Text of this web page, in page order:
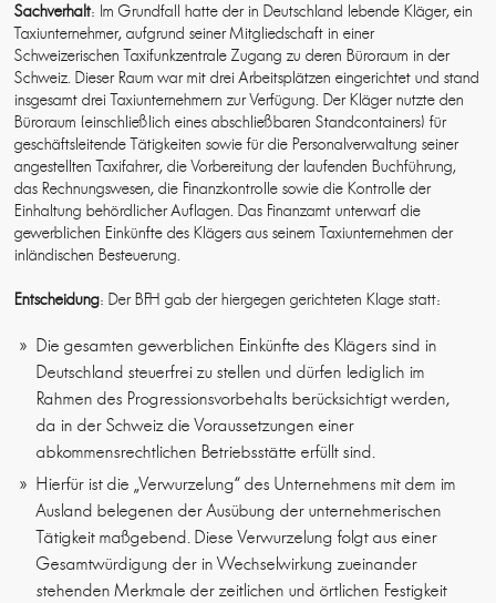
Sachverhalt: Im Grundfall hatte der in Deutschland lebende Kläger, ein
Taxiunternehmer, aufgrund seiner Mitgliedschaft in einer
Schweizerischen Taxifunkzentrale Zugang zu deren Büroraum in der
Schweiz. Dieser Raum war mit drei Arbeitsplätzen eingerichtet und stand
insgesamt drei Taxiunternehmern zur Verfügung. Der Kläger nutzte den
Büroraum (einschließlich eines abschließbaren Standcontainers) für
geschäftsleitende Tätigkeiten sowie für die Personalverwaltung seiner
angestellten Taxifahrer, die Vorbereitung der laufenden Buchführung,
das Rechnungswesen, die Finanzkontrolle sowie die Kontrolle der
Einhaltung behördlicher Auflagen. Das Finanzamt unterwarf die
gewerblichen Einkünfte des Klägers aus seinem Taxiunternehmen der
inländischen Besteuerung.
Entscheidung: Der BFH gab der hiergegen gerichteten Klage statt:
Die gesamten gewerblichen Einkünfte des Klägers sind in
Deutschland steuerfrei zu stellen und dürfen lediglich im
Rahmen des Progressionsvorbehalts berücksichtigt werden,
da in der Schweiz die Voraussetzungen einer
abkommensrechtlichen Betriebsstätte erfüllt sind.
Hierfür ist die „Verwurzelung“ des Unternehmens mit dem im
Ausland belegenen der Ausübung der unternehmerischen
Tätigkeit maßgebend. Diese Verwurzelung folgt aus einer
Gesamtwürdigung der in Wechselwirkung zueinander
stehenden Merkmale der zeitlichen und örtlichen Festigkeit